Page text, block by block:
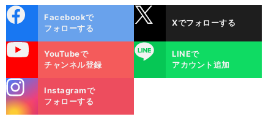
ok
Facebookで
フォローする
Xでフォローする
YouTubeで
チャンネル登録
LINE
LINEで
アカウント追加
m
Instagramで
フォローする